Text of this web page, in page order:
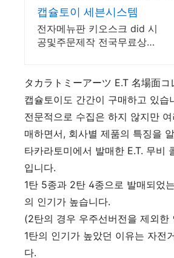
캡슐토이 세븐시스템
전자메뉴판 키오스크 did 시
공및주문제작 전국무료상담
タカラトミーアーツ E.T 名場面コ
캡슐토이도 간간이 구매하고 있습
전문적으로 수집은 하지 않지만
매하면서, 회사별 제품의 특징을
타카라토미에서 발매한 E.T. 무비
입니다.
1탄 5종과 2탄 4종으로 발매되었
의 인기가 높습니다.
(2탄의 경우 우주선버전을 제외한
1탄의 인기가 높았던 이유는 자전
다.